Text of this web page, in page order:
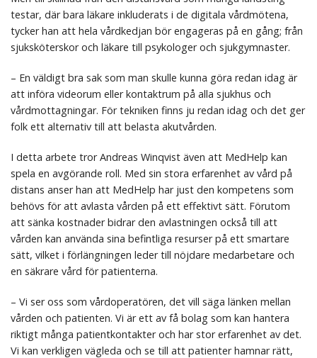
testar, där bara läkare inkluderats i de digitala vårdmötena,
tycker han att hela vårdkedjan bör engageras på en gång; från
sjuksköterskor och läkare till psykologer och sjukgymnaster.
– En väldigt bra sak som man skulle kunna göra redan idag är
att införa videorum eller kontaktrum på alla sjukhus och
vårdmottagningar. För tekniken finns ju redan idag och det ger
folk ett alternativ till att belasta akutvården.
I detta arbete tror Andreas Winqvist även att MedHelp kan
spela en avgörande roll. Med sin stora erfarenhet av vård på
distans anser han att MedHelp har just den kompetens som
behövs för att avlasta vården på ett effektivt sätt. Förutom
att sänka kostnader bidrar den avlastningen också till att
vården kan använda sina befintliga resurser på ett smartare
sätt, vilket i förlängningen leder till nöjdare medarbetare och
en säkrare vård för patienterna.
– Vi ser oss som vårdoperatören, det vill säga länken mellan
vården och patienten. Vi är ett av få bolag som kan hantera
riktigt många patientkontakter och har stor erfarenhet av det.
Vi kan verkligen vägleda och se till att patienter hamnar rätt,